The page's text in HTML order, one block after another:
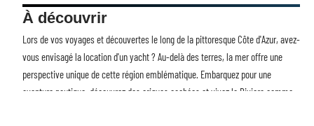
À découvrir
Lors de vos voyages et découvertes le long de la pittoresque Côte d'Azur, avez-
vous envisagé lalocation d'un yacht? Au-delà des terres, la mer offre une
perspective unique de cette région emblématique. Embarquez pour une
aventure nautique, découvrez des criques cachées et vivez la Riviera comme